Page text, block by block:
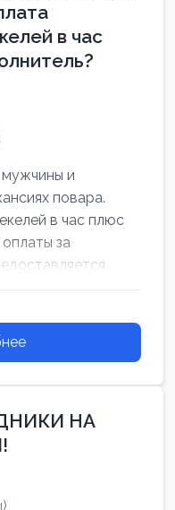
в час
и
повара.
в час плюс
за
НА